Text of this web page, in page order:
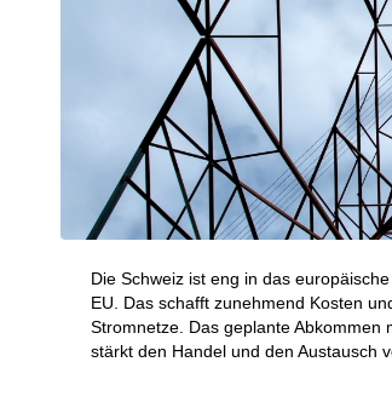
Die Schweiz ist eng in das
EU. Das schafft zunehmend Kosten
Stromnetze. Das geplante Abkommen
stärkt den Handel und den Austausch